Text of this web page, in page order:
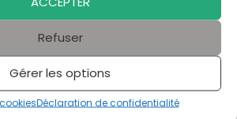
Refuser
Gérer les options
Déclaration de confidentialité
Que vous ayez trouvé votre
ou que vous envisagiez de
chaque geste compte.
pouvons offrir une seconde
et leur donner la vie